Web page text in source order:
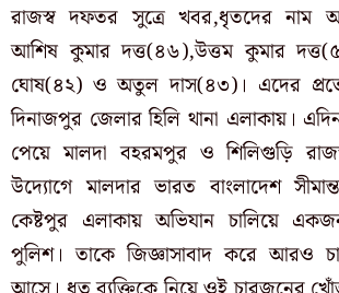
রাজস্ব দফতর সুত্রে খবর,ধৃতদের নাম
আশিষ কুমার দত্ত(৪৬),উত্তম কুমার
ঘোষ(৪২) ও অতুল দাস(৪৩)। এদের
দিনাজপুর জেলার হিলি থানা এলাকায়।
পেয়ে মালদা বহরমপুর ও শিলিগুড়ি
উদ্যোগে মালদার ভারত বাংলাদেশ
কেষ্টপুর এলাকায় অভিযান চালিয়ে
পুলিশ। তাকে জিজ্ঞাসাবাদ করে আরও